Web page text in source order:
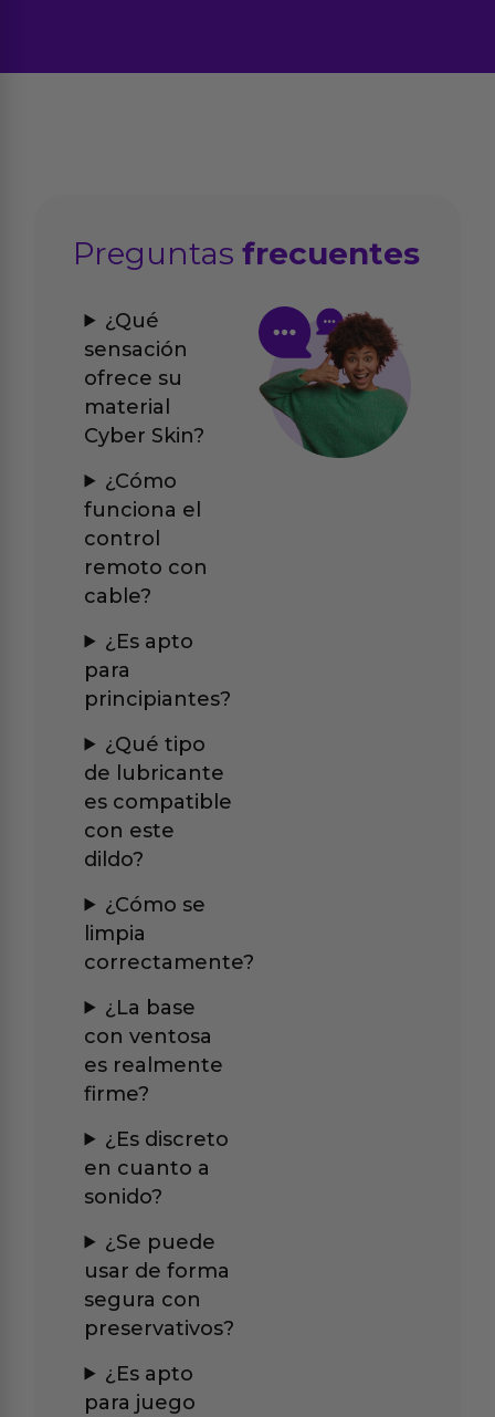
Preguntasfrecuentes
¿Qué
sensación
ofrece su
material
Cyber Skin?
¿Cómo
funciona el
control
remoto con
cable?
¿Es apto
para
principiantes?
¿Qué tipo
de lubricante
es compatible
con este
dildo?
¿Cómo se
limpia
correctamente?
¿La base
con ventosa
es realmente
firme?
¿Es discreto
en cuanto a
sonido?
¿Se puede
usar de forma
segura con
preservativos?
¿Es apto
para juego